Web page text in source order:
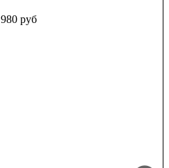
980 руб